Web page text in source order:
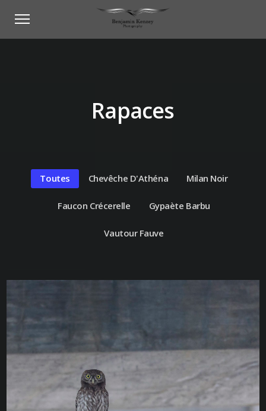
Rapaces
Toutes Chevêche D'Athéna Milan Noir
Faucon Crécerelle Gypaète Barbu
Vautour Fauve